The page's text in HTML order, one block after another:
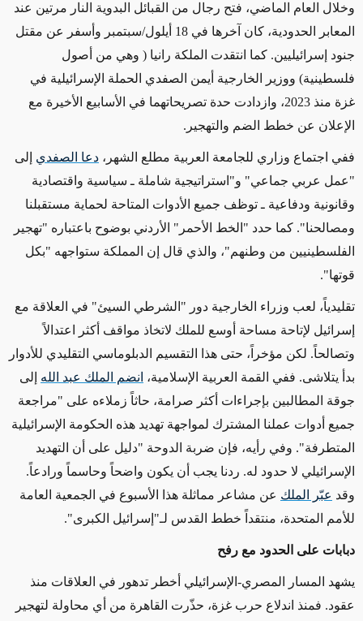
وخلال العام الماضي، فتح رجال من القبائل البدوية النار مرتين عند
المعابر الحدودية، كان آخرها في 18 أيلول/سبتمبر وأسفر عن مقتل
جنود إسرائيليين. كما انتقدت الملكة رانيا ( وهي من أصول
فلسطينية) ووزير الخارجية أيمن الصفدي الحملة الإسرائيلية في
غزة منذ 2023، وازدادت حدة تصريحاتهما في الأسابيع الأخيرة مع
الإعلان عن خطط الضم والتهجير .
ففي اجتماع وزاري للجامعة العربية مطلع الشهر، دعا الصفدي إلى
"عمل عربي جماعي" و"استراتيجية شاملة ـ سياسية واقتصادية
وقانونية ودفاعية ـ توظف جميع الأدوات المتاحة لحماية مستقبلنا
ومصالحنا". كما حدد "الخط الأحمر" الأردني بوضوح باعتباره "تهجير
الفلسطينيين من وطنهم"، والذي قال إن المملكة ستواجهه "بكل
قوتها".
تقليدياً، لعب وزراء الخارجية دور "الشرطي السيئ" في العلاقة مع
إسرائيل لإتاحة مساحة أوسع للملك لاتخاذ مواقف أكثر اعتدالاً
وتصالحاً. لكن مؤخراً، حتى هذا التقسيم الدبلوماسي التقليدي للأدوار
بدأ يتلاشى. ففي القمة العربية الإسلامية، انضم الملك عبد الله إلى
جوقة المطالبين بإجراءات أكثر صرامة، حاثاً زملاءه على "مراجعة
جميع أدوات عملنا المشترك لمواجهة تهديد هذه الحكومة الإسرائيلية
المتطرفة". وفي رأيه، فإن ضربة الدوحة "دليل على أن التهديد
الإسرائيلي لا حدود له. ردنا يجب أن يكون واضحاً وحاسماً ورادعاً.
وقد عبّر الملك عن مشاعر مماثلة هذا الأسبوع في الجمعية العامة
للأمم المتحدة، منتقداً خطط القدس لـ"إسرائيل الكبرى".
دبابات على الحدود مع رفح
يشهد المسار المصري-الإسرائيلي أخطر تدهور في العلاقات منذ
عقود. فمنذ اندلاع حرب غزة، حذّرت القاهرة من أي محاولة لتهجير